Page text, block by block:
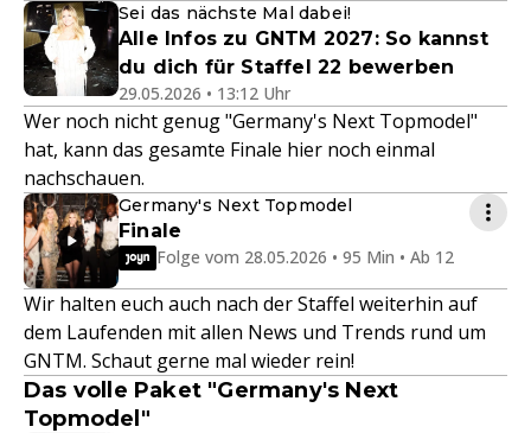
Sei das nächste Mal dabei!
Alle Infos zu GNTM 2027: So kannst
du dich für Staffel 22 bewerben
29.05.2026 • 13:12 Uhr
Wer noch nicht genug "Germany's Next Topmodel"
hat, kann das gesamte Finale hier noch einmal
nachschauen.
Germany's Next Topmodel
Finale
Folge vom 28.05.2026 • 95 Min • Ab 12
Wir halten euch auch nach der Staffel weiterhin auf
dem Laufenden mit allen News und Trends rund um
GNTM. Schaut gerne mal wieder rein!
Das volle Paket "Germany's Next
Topmodel"